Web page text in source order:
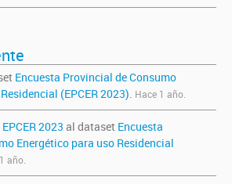
Encuesta Provincial de Consumo
(EPCER 2023). Hace 1 año.
EPCER 2023 al dataset Encuesta
Energético para uso Residencial
año.